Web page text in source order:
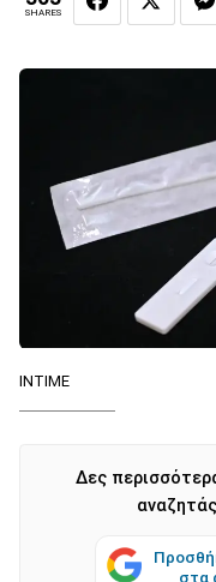
SHARES
ΙΝΤΙΜΕ
Δες
στα